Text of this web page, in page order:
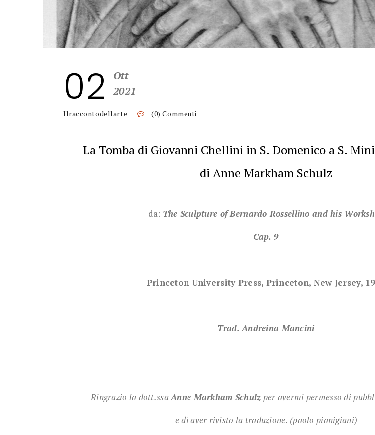
02
Ott
2021
Ilraccontodellarte (0) Commenti
La Tomba di Giovanni Chellini in S. Domenico a S.
di Anne Markham Schulz
da: The Sculpture of Bernardo Rossellino and his
Cap. 9
Princeton University Press, Princeton, New Jersey,
Trad. Andreina Mancini
Ringrazio la dott.ssaAnne Markham Schulz per avermi permesso di
e di aver rivisto la traduzione. (paolo pianigiani)